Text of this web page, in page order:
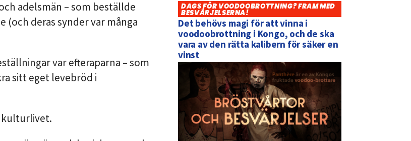
adelsmän – som beställde
deras synder var många
var efteraparna – som
sitt eget levebröd i
kulturlivet.
DAGS FÖR VOODOOBROTTNING? FRAM MED
BESVÄRJELSERNA!
Det behövs magi för att vinna i
voodoobrottning i Kongo, och de ska
vara av den rätta kalibern för säker en
vinst